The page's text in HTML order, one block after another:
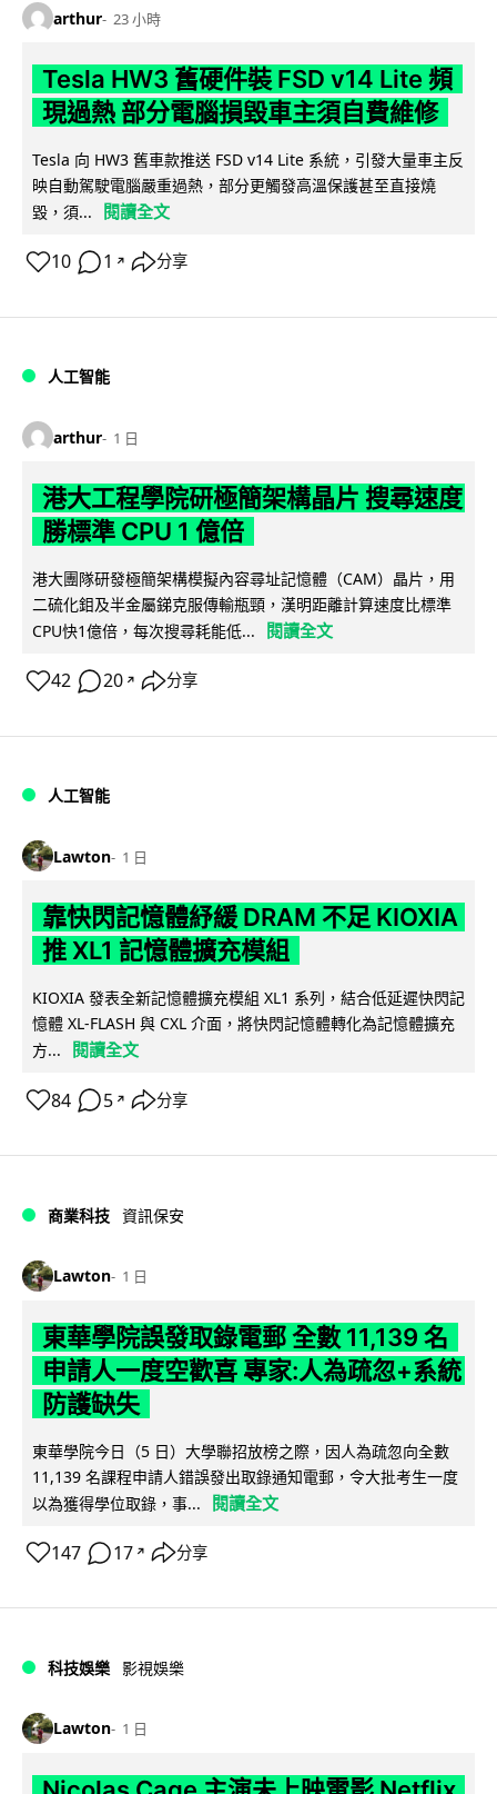
arthur 23 小時
Tesla HW3 舊硬件裝 FSD v14 Lite 頻
現過熱 部分電腦損毀車主須自費維修
Tesla 向 HW3 舊車款推送 FSD v14 Lite 系統，引發大量車主反
映自動駕駛電腦嚴重過熱，部分更觸發高溫保護甚至直接燒
毀，須...
閱讀全文
10 1 ↗ 分享
人工智能
arthur 1 日
港大工程學院研極簡架構晶片 搜尋速度
勝標準 CPU 1 億倍
港大團隊研發極簡架構模擬內容尋址記憶體（CAM）晶片，用
二硫化鉬及半金屬銻克服傳輸瓶頸，漢明距離計算速度比標準
CPU快1億倍，每次搜尋耗能低...
閱讀全文
42 20 ↗ 分享
人工智能
Lawton 1 日
靠快閃記憶體紓緩 DRAM 不足 KIOXIA
推 XL1 記憶體擴充模組
KIOXIA 發表全新記憶體擴充模組 XL1 系列，結合低延遲快閃記
憶體 XL-FLASH 與 CXL 介面，將快閃記憶體轉化為記憶體擴充
方...
閱讀全文
84 5 ↗ 分享
商業科技 資訊保安
Lawton 1 日
東華學院誤發取錄電郵 全數 11,139 名
申請人一度空歡喜 專家:人為疏忽+系統
防護缺失
東華學院今日（5 日）大學聯招放榜之際，因人為疏忽向全數
11,139 名課程申請人錯誤發出取錄通知電郵，令大批考生一度
以為獲得學位取錄，事...
閱讀全文
147 17 ↗ 分享
科技娛樂 影視娛樂
Lawton 1 日